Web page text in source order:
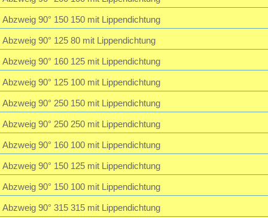
Abzweig 90° 150 150 mit Lippendichtung
Abzweig 90° 125 80 mit Lippendichtung
Abzweig 90° 160 125 mit Lippendichtung
Abzweig 90° 125 100 mit Lippendichtung
Abzweig 90° 250 150 mit Lippendichtung
Abzweig 90° 250 250 mit Lippendichtung
Abzweig 90° 160 100 mit Lippendichtung
Abzweig 90° 150 125 mit Lippendichtung
Abzweig 90° 150 100 mit Lippendichtung
Abzweig 90° 315 315 mit Lippendichtung